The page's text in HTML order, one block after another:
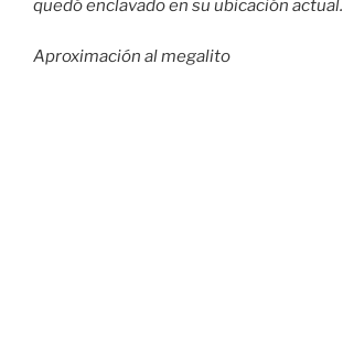
quedó enclavado en su ubicación actual.
Aproximación al megalito